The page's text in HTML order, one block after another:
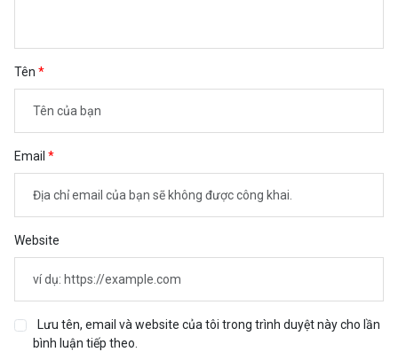
Tên
Email
Website
Lưu tên, email và website của tôi trong trình duyệt này cho lần
bình luận tiếp theo.